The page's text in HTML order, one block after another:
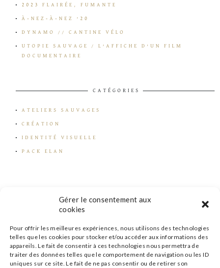
Gérer le consentement aux
cookies
Pour offrir les meilleures expériences, nous utilisons des technologies
telles que les cookies pour stocker et/ou accéder aux informations des
appareils. Le fait de consentir à ces technologies nous permettra de
traiter des données telles que le comportement de navigation ou les ID
uniques sur ce site. Le fait de ne pas consentir ou de retirer son
2023 FLAIRÉE, FUMANTE
À-NEZ-À-NEZ ’20
DYNAMO // CANTINE VÉLO
UTOPIE SAUVAGE / L’AFFICHE D’UN FILM
DOCUMENTAIRE
CATÉGORIES
ATELIERS SAUVAGES
CRÉATION
IDENTITÉ VISUELLE
PACK ELAN